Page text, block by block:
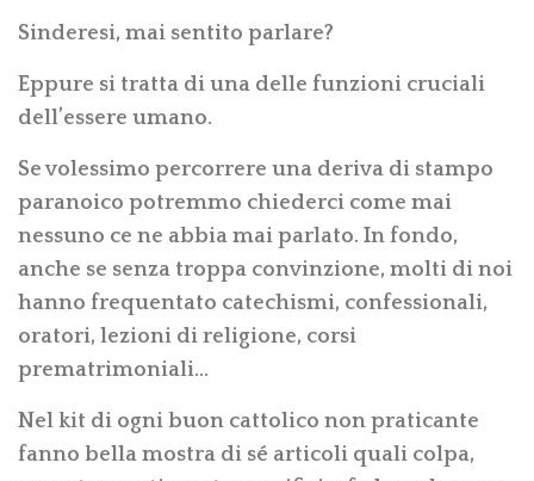
Sinderesi, mai sentito parlare?
Eppure si tratta di una delle funzioni cruciali
dell’essere umano.
Se volessimo percorrere una deriva di stampo
paranoico potremmo chiederci come mai
nessuno ce ne abbia mai parlato. In fondo,
anche se senza troppa convinzione, molti di noi
hanno frequentato catechismi, confessionali,
oratori, lezioni di religione, corsi
prematrimoniali…
Nel kit di ogni buon cattolico non praticante
fanno bella mostra di sé articoli quali colpa,